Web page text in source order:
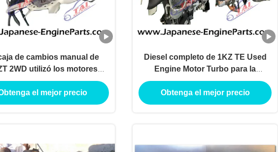
de cambios manual de
2WD utilizó los motores
para Toyota Hilux
el mejor precio
Diesel completo de 1KZ TE Used
Engine Motor Turbo para la
recogida de HILUX
Obtenga el mejor precio